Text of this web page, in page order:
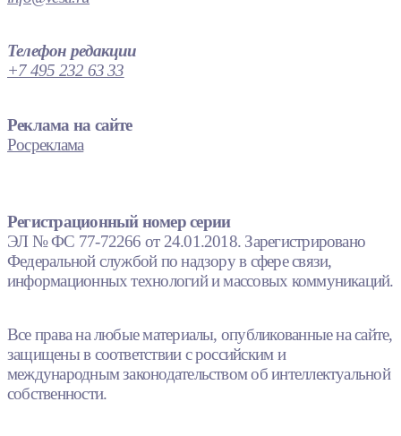
Телефон редакции
+7 495 232 63 33
Реклама на сайте
Росреклама
Регистрационный номер серии
ЭЛ № ФС 77-72266 от 24.01.2018. Зарегистрировано
Федеральной службой по надзору в сфере связи,
информационных технологий и массовых коммуникаций.
Все права на любые материалы, опубликованные на сайте,
защищены в соответствии с российским и
международным законодательством об интеллектуальной
собственности.